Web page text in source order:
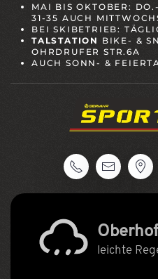
MAI BIS OKTOBER:
31-35 AUCH
BEI SKIBETRIEB:
TALSTATION BIKE- &
OHRDRUFER STR.6A
AUCH SONN- &
Oberhof
leichte